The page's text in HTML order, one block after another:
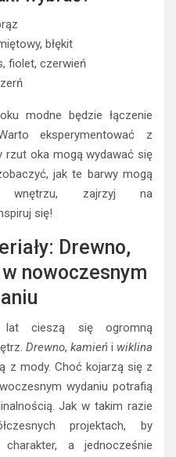
błękit
fiolet, czerwień
modne będzie łączenie
eksperymentować z
rzut oka mogą wydawać się
jak te barwy mogą
zajrzyj na
się!
Drewno,
nowoczesnym
cieszą się ogromną
Drewno, kamień i wiklina
z mody. Choć kojarzą się z
wydaniu potrafią
Jak w takim razie
projektach, by
a jednocześnie